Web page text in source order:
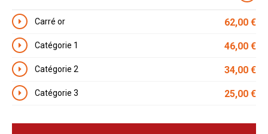
Carré or 62,00 €
Catégorie 1 46,00 €
Catégorie 2 34,00 €
Catégorie 3 25,00 €